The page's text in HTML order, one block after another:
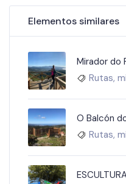
Elementos similares
Mirador do
Rutas,
O Balcón
Rutas,